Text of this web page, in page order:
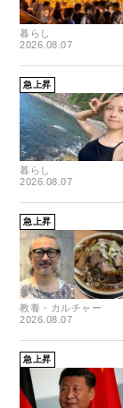
暮らし
2026.08.07
急上昇
暮らし
2026.08.07
急上昇
教養・カルチャー
2026.08.07
急上昇